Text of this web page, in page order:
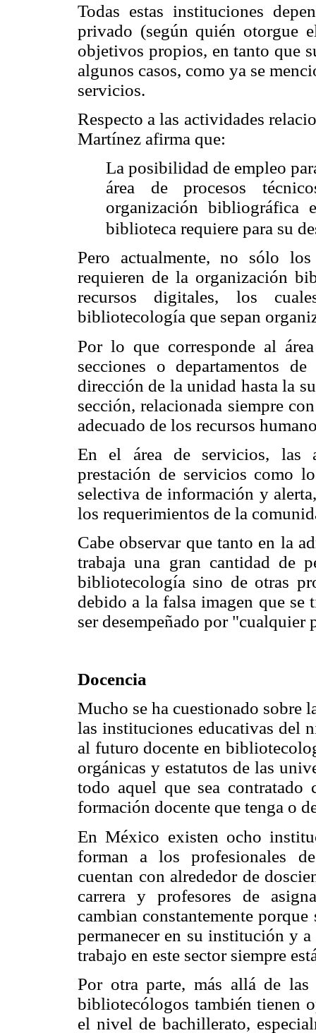
Todas estas instituciones
privado (según quién otorgue
objetivos propios, en tanto que
algunos casos, como ya se
servicios.
Respecto a las actividades
Martínez afirma que:
La posibilidad de empleo
área de procesos
organización bibliográfica
biblioteca requiere para su
Pero actualmente, no sólo
requieren de la organización
recursos digitales, los
bibliotecología que sepan
Por lo que corresponde al
secciones o departamentos
dirección de la unidad hasta la
sección, relacionada siempre
adecuado de los recursos
En el área de servicios, las
prestación de servicios como
selectiva de información y
los requerimientos de la
Cabe observar que tanto en la
trabaja una gran cantidad de
bibliotecología sino de otras
debido a la falsa imagen que
ser desempeñado por "cualquier
Docencia
Mucho se ha cuestionado
las instituciones educativas del
al futuro docente en
orgánicas y estatutos de las
todo aquel que sea contratado
formación docente que tenga o
En México existen ocho
forman a los profesionales
cuentan con alrededor de
carrera y profesores de
cambian constantemente
permanecer en su institución y
trabajo en este sector siempre
Por otra parte, más allá de
bibliotecólogos también tienen
el nivel de bachillerato,